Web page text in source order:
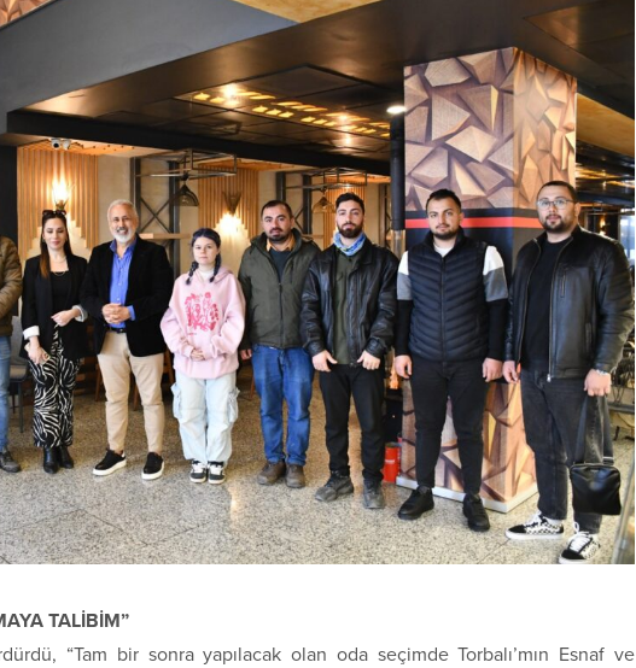
TALİBİM”
“Tam bir sonra yapılacak olan oda seçimde Torbalı’mın Esnaf ve